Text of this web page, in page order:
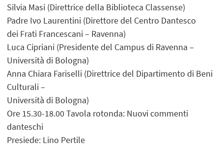
Silvia Masi (Direttrice della Biblioteca Classense)
Padre Ivo Laurentini (Direttore del Centro Dantesco
dei Frati Francescani – Ravenna)
Luca Cipriani (Presidente del Campus di Ravenna –
Università di Bologna)
Anna Chiara Fariselli (Direttrice del Dipartimento di Beni
Culturali –
Università di Bologna)
Ore 15.30-18.00 Tavola rotonda: Nuovi commenti
danteschi
Presiede: Lino Pertile